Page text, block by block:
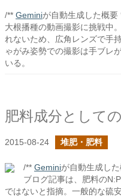
/** Geminiが自動生成した概要
大根播種の動画撮影に挑戦中
れないため、広角レンズで手
ゃがみ姿勢での撮影は手ブレ
いる。
肥料成分として
2015-08-24 堆肥・肥料
/** Geminiが自動生成し
ブログ記事は、肥料の
ではないと指摘。一般的な硫